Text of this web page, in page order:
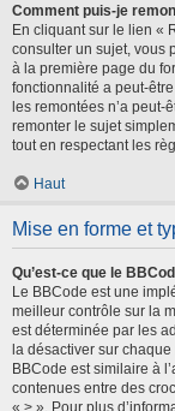
Comment puis-je
En cliquant sur le lien «
consulter un sujet, vous
à la première page du
fonctionnalité a peut-
les remontées n’a peut-
remonter le sujet
tout en respectant les
Haut
Mise en forme et
Qu’est-ce que le
Le BBCode est une
meilleur contrôle sur la
est déterminée par les
la désactiver sur
BBCode est similaire à
contenues entre des
« > ». Pour plus